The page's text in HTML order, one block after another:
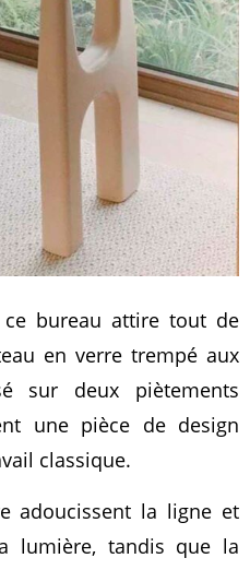
bureau attire tout de
en verre trempé aux
sur deux piètements
une pièce de design
classique.
adoucissent la ligne et
lumière, tandis que la